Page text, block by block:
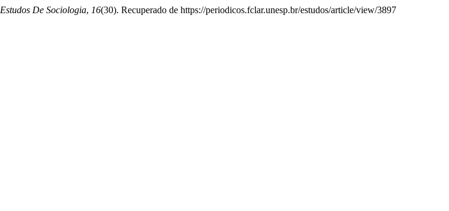
Estudos De Sociologia, 16(30). Recuperado de https://periodicos.fclar.unesp.br/estudos/article/view/3897